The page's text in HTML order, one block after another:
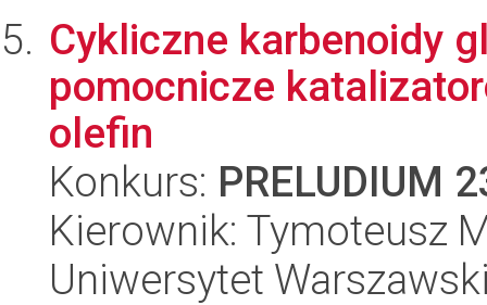
Cykliczne karbenoidy
pomocnicze
olefin
Konkurs: PRELUDIUM
Kierownik: Tymoteusz
Uniwersytet